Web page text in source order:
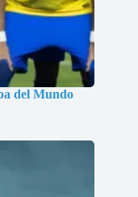
del Mundo